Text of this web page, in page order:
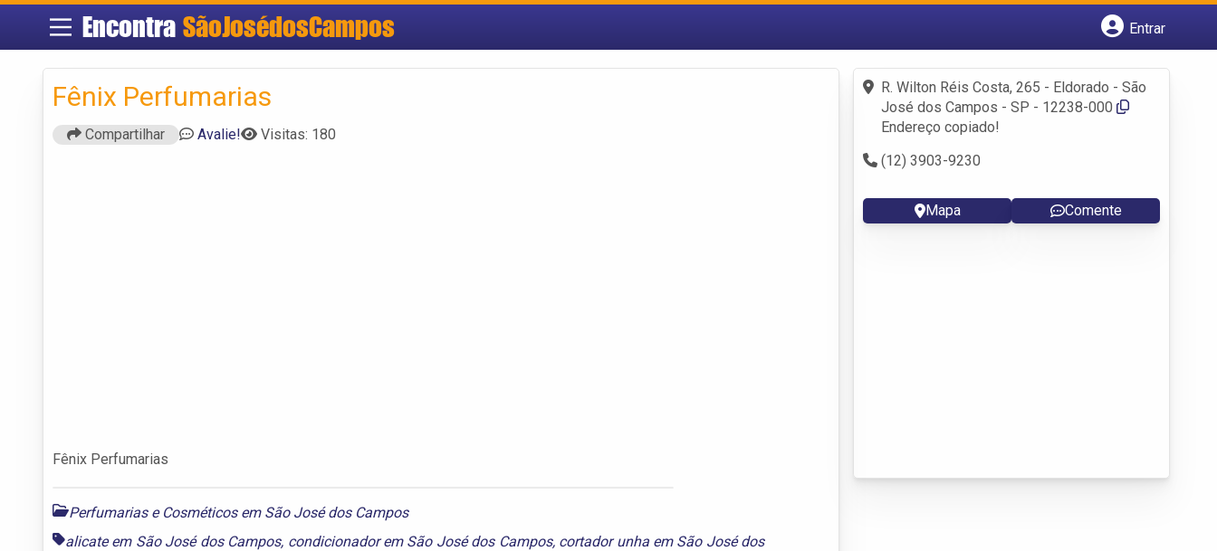
Encontra SãoJosédosCampos
Entrar
Fazer login
Criar conta
Fênix Perfumarias
Compartilhar Avalie! Visitas: 180
Fênix Perfumarias
Perfumarias e Cosméticos em São José dos Campos
alicate em São José dos Campos, condicionador em São José dos Campos, cortador unha em São José dos
R. Wilton Réis Costa, 265 - Eldorado - São
José dos Campos - SP - 12238-000
Endereço copiado!
(12) 3903-9230
Mapa Comente